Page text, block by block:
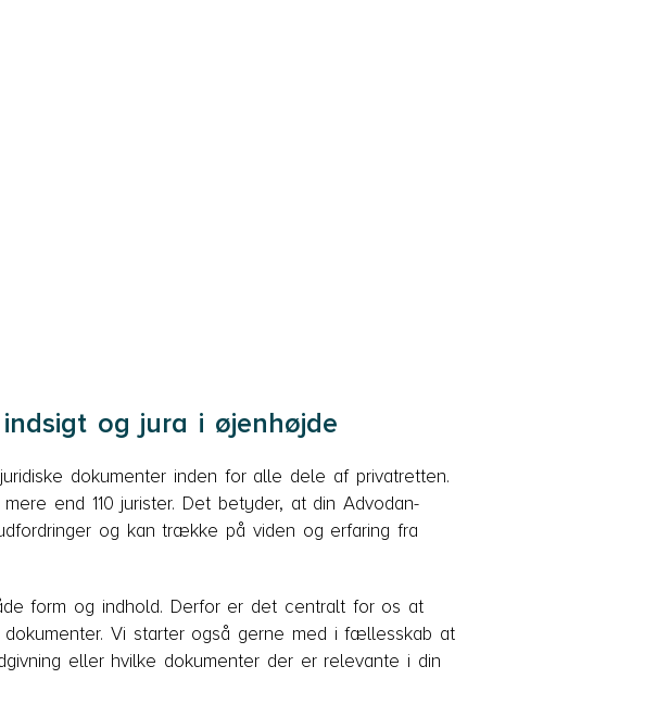
og jura i øjenhøjde
dokumenter inden for alle dele af privatretten.
end 110 jurister. Det betyder, at din Advodan-
og kan trække på viden og erfaring fra
form og indhold. Derfor er det centralt for os at
Vi starter også gerne med i fællesskab at
eller hvilke dokumenter der er relevante i din